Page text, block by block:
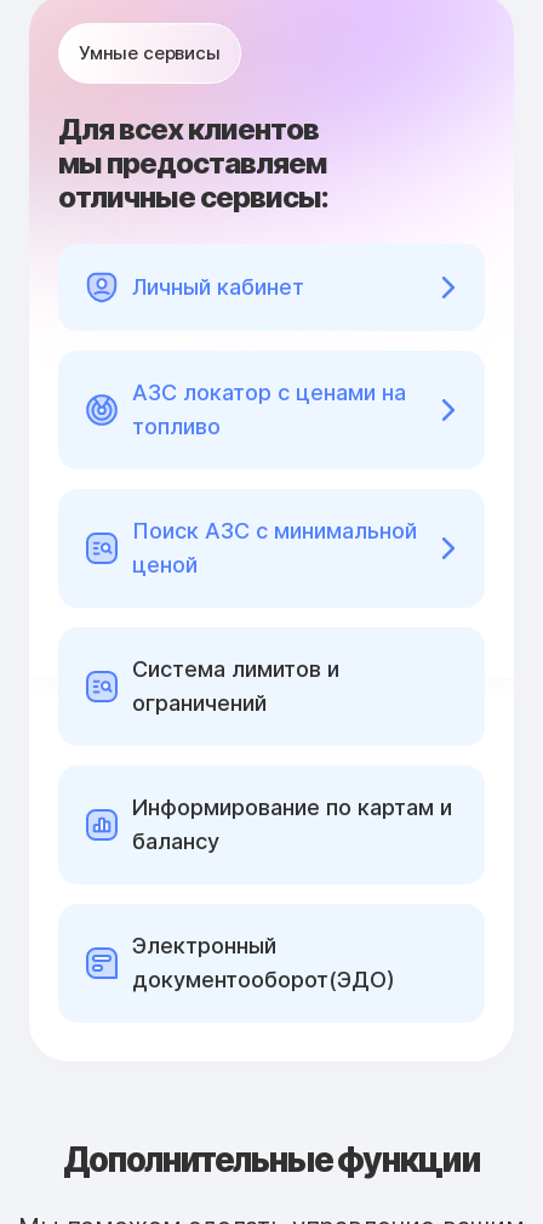
Умные сервисы
Для всех клиентов
мы предоставляем
отличные сервисы:
Личный кабинет
АЗС локатор с ценами на
топливо
Поиск АЗС с минимальной
ценой
Cистема лимитов и
ограничений
Информирование по картам и
балансу
Электронный
документооборот(ЭДО)
Дополнительные функции